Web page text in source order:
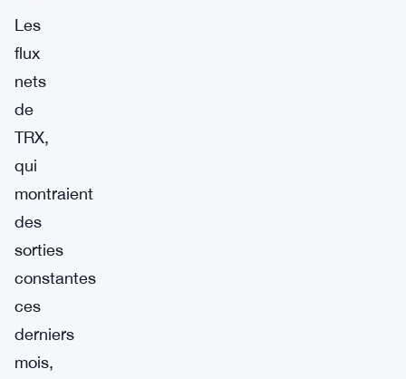
Les
flux
nets
de
TRX,
qui
montraient
des
sorties
constantes
ces
derniers
mois,